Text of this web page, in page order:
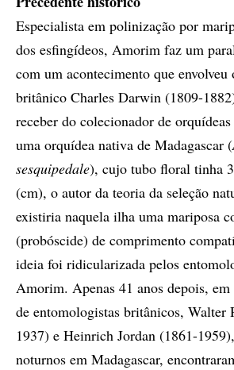
Especialista em polinização por
dos esfingídeos, Amorim faz um
com um acontecimento que envolveu
britânico Charles Darwin (1809-
receber do colecionador de
uma orquídea nativa de Madagascar (
sesquipedale), cujo tubo floral tinha
(cm), o autor da teoria da seleção
existiria naquela ilha uma mariposa
(probóscide) de comprimento
ideia foi ridicularizada pelos
Amorim. Apenas 41 anos depois,
de entomologistas britânicos, Walter
1937) e Heinrich Jordan (1861-
noturnos em Madagascar,